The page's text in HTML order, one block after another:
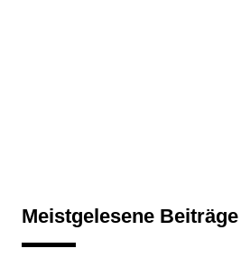
Meistgelesene Beiträge